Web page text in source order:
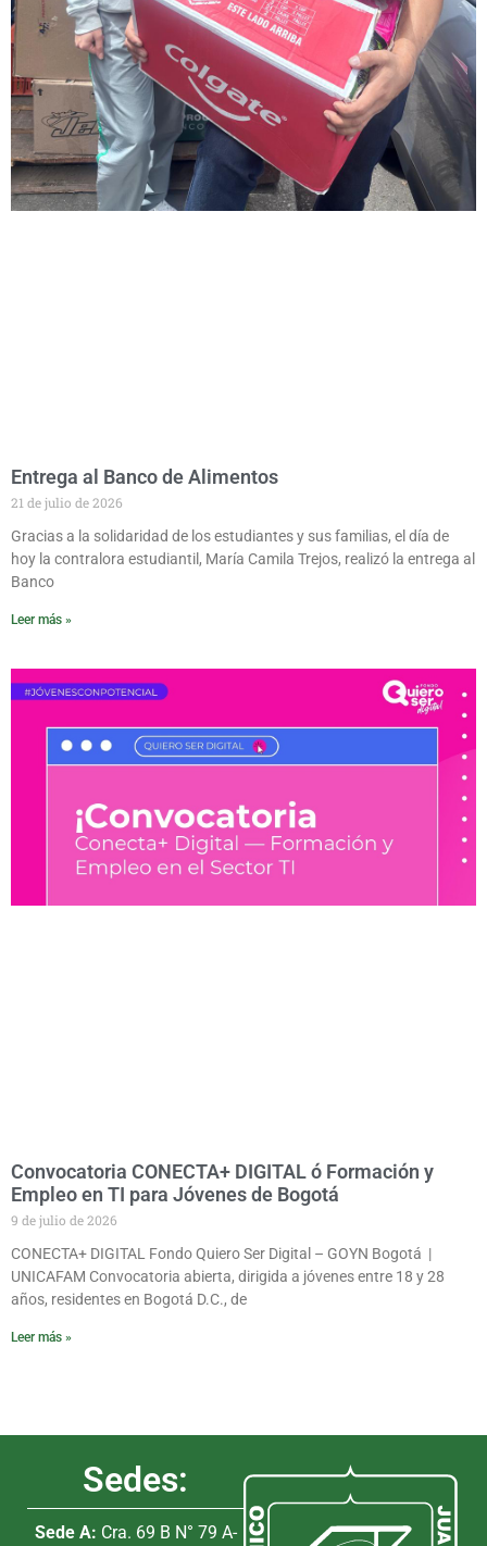
Entrega al Banco de Alimentos
21 de julio de 2026
Gracias a la solidaridad de los estudiantes y sus familias, el día de
hoy la contralora estudiantil, María Camila Trejos, realizó la entrega al
Banco
Leer más »
Convocatoria CONECTA+ DIGITAL ó Formación y
Empleo en TI para Jóvenes de Bogotá
9 de julio de 2026
CONECTA+ DIGITAL Fondo Quiero Ser Digital – GOYN Bogotá |
UNICAFAM Convocatoria abierta, dirigida a jóvenes entre 18 y 28
años, residentes en Bogotá D.C., de
Leer más »
Sedes:
Sede A: Cra. 69 B N° 79 A-